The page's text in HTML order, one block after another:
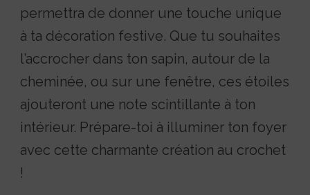
permettra de donner une touche unique
à ta décoration festive. Que tu souhaites
l’accrocher dans ton sapin, autour de la
cheminée, ou sur une fenêtre, ces étoiles
ajouteront une note scintillante à ton
intérieur. Prépare-toi à illuminer ton foyer
avec cette charmante création au crochet
!